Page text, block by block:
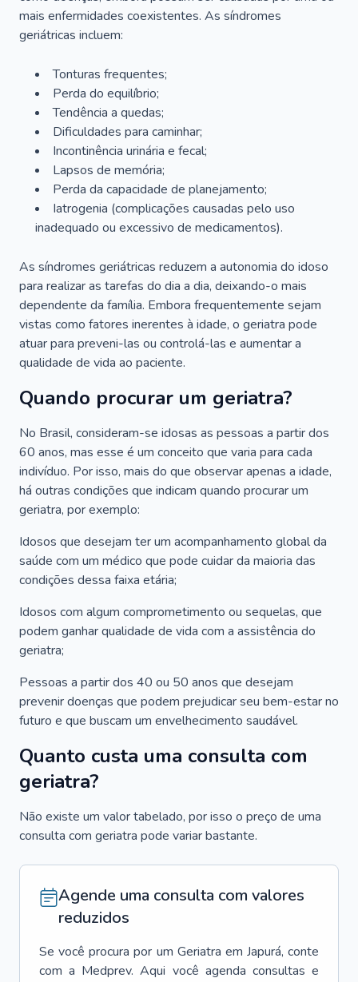
mais enfermidades coexistentes. As síndromes
geriátricas incluem:
Tonturas frequentes;
Perda do equilíbrio;
Tendência a quedas;
Dificuldades para caminhar;
Incontinência urinária e fecal;
Lapsos de memória;
Perda da capacidade de planejamento;
Iatrogenia (complicações causadas pelo uso
inadequado ou excessivo de medicamentos).
As síndromes geriátricas reduzem a autonomia do idoso
para realizar as tarefas do dia a dia, deixando-o mais
dependente da família. Embora frequentemente sejam
vistas como fatores inerentes à idade, o geriatra pode
atuar para preveni-las ou controlá-las e aumentar a
qualidade de vida ao paciente.
Quando procurar um geriatra?
No Brasil, consideram-se idosas as pessoas a partir dos
60 anos, mas esse é um conceito que varia para cada
indivíduo. Por isso, mais do que observar apenas a idade,
há outras condições que indicam quando procurar um
geriatra, por exemplo:
Idosos que desejam ter um acompanhamento global da
saúde com um médico que pode cuidar da maioria das
condições dessa faixa etária;
Idosos com algum comprometimento ou sequelas, que
podem ganhar qualidade de vida com a assistência do
geriatra;
Pessoas a partir dos 40 ou 50 anos que desejam
prevenir doenças que podem prejudicar seu bem-estar no
futuro e que buscam um envelhecimento saudável.
Quanto custa uma consulta com
geriatra?
Não existe um valor tabelado, por isso o preço de uma
consulta com geriatra pode variar bastante.
Agende uma consulta com valores
reduzidos
Se você procura por um Geriatra em Japurá, conte
com a Medprev. Aqui você agenda consultas e